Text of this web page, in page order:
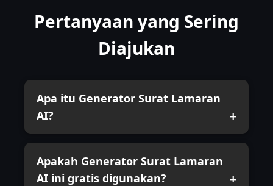
Pertanyaan yang Sering
Diajukan
Apa itu Generator Surat Lamaran
AI?
Apakah Generator Surat Lamaran
AI ini gratis digunakan?